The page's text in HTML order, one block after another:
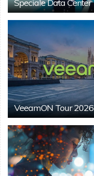
Speciale Data Center
VeeamON Tour 2026